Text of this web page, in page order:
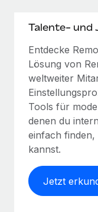
Talente- und
Entdecke
Lösung von
weltweiter
Tools für
denen du
einfach
kannst.
Jetzt